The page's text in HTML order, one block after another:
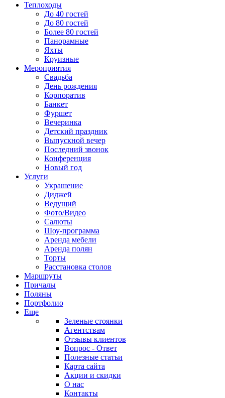
Теплоходы
До 40 гостей
До 80 гостей
Более 80 гостей
Панорамные
Яхты
Круизные
Мероприятия
Свадьба
День рождения
Корпоратив
Банкет
Фуршет
Вечеринка
Детский праздник
Выпускной вечер
Последний звонок
Конференция
Новый год
Услуги
Украшение
Диджей
Ведущий
Фото/Видео
Салюты
Шоу-программа
Аренда мебели
Аренда полян
Торты
Расстановка столов
Маршруты
Причалы
Поляны
Портфолио
Еще
Зеленые стоянки
Агентствам
Отзывы клиентов
Вопрос - Ответ
Полезные статьи
Карта сайта
Акции и скидки
О нас
Контакты